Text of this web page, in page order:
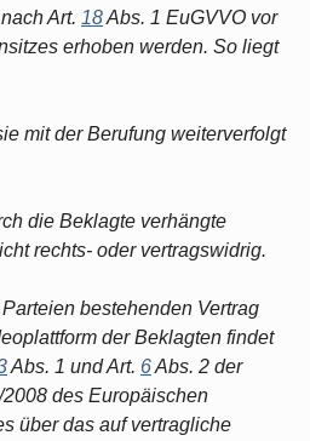
Art. 18Abs. 1 EuGVVO vor
erhoben werden. So liegt
mit der Berufung weiterverfolgt
die Beklagte verhängte
rechts- oder vertragswidrig.
bestehenden Vertrag
der Beklagten findet
Abs. 1 und Art. 6Abs. 2 der
des Europäischen
über das auf vertragliche